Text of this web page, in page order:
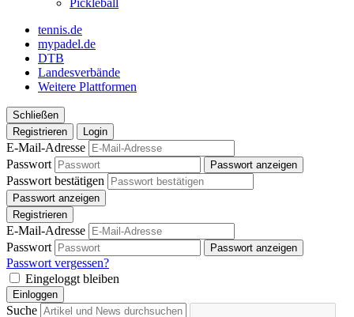
Pickleball
tennis.de
mypadel.de
DTB
Landesverbände
Weitere Plattformen
Schließen
Registrieren
Login
E-Mail-Adresse
Passwort
Passwort anzeigen
Passwort bestätigen
Passwort anzeigen
Registrieren
E-Mail-Adresse
Passwort
Passwort anzeigen
Passwort vergessen?
Eingeloggt bleiben
Einloggen
Suche